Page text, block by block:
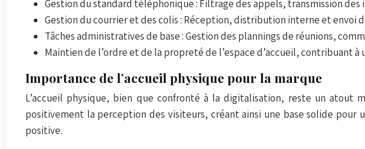
Gestion du standard téléphonique : Filtrage des appels, transmission des
Gestion du courrier et des colis : Réception, distribution interne et envoi
Tâches administratives de base : Gestion des plannings de réunions,
Maintien de l’ordre et de la propreté de l’espace d’accueil, contribuant
Importance de l’accueil physique pour la marque
L’accueil physique, bien que confronté à la digitalisation, reste un atout
positivement la perception des visiteurs, créant ainsi une base solide pour
positive.